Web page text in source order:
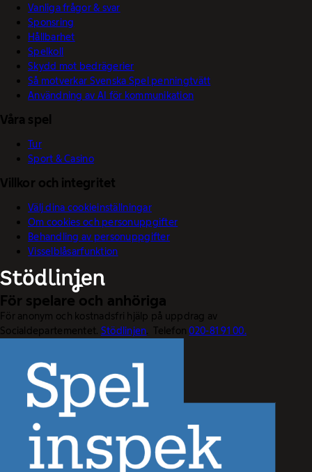
Vanliga frågor & svar
Sponsring
Hållbarhet
Spelkoll
Skydd mot bedrägerier
Så motverkar Svenska Spel penningtvätt
Användning av AI för kommunikation
Våra spel
Tur
Sport & Casino
Villkor och integritet
Välj dina cookieinställningar
Om cookies och personuppgifter
Behandling av personuppgifter
Visselblåsarfunktion
För spelare och anhöriga
För anonym och kostnadsfri hjälp på uppdrag av
Socialdepartementet. Stödlinjen. Telefon020-81 91 00.